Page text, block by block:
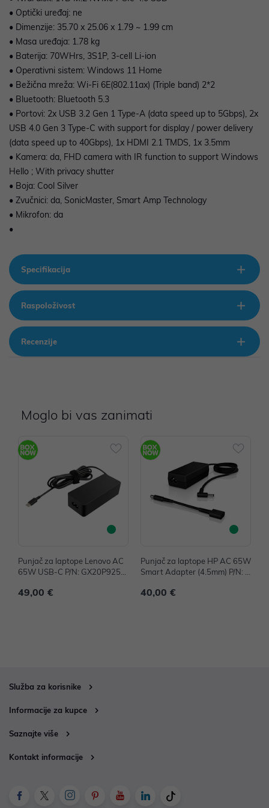
• Optički uređaj: ne
• Dimenzije: 35.70 x 25.06 x 1.79 ~ 1.99 cm
• Masa uređaja: 1.78 kg
• Baterija: 70WHrs, 3S1P, 3-cell Li-ion
• Operativni sistem: Windows 11 Home
• Bežična mreža: Wi-Fi 6E(802.11ax) (Triple band) 2*2
• Bluetooth: Bluetooth 5.3
• Portovi: 2x USB 3.2 Gen 1 Type-A (data speed up to 5Gbps), 2x
USB 4.0 Gen 3 Type-C with support for display / power delivery
(data speed up to 40Gbps), 1x HDMI 2.1 TMDS, 1x 3.5mm
• Kamera: da, FHD camera with IR function to support Windows
Hello ; With privacy shutter
• Boja: Cool Silver
• Zvučnici: da, SonicMaster, Smart Amp Technology
• Mikrofon: da
•
Specifikacija
Raspoloživost
Recenzije
Moglo bi vas zanimati
Punjač za laptope Lenovo AC
65W USB-C P/N: GX20P9252
49,00 €
Punjač za laptope HP AC 65W
Smart Adapter (4.5mm) P/N: H
40,00 €
Služba za korisnike
Informacije za kupce
Saznajte više
Kontakt informacije